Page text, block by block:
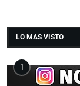
LO MAS VISTO